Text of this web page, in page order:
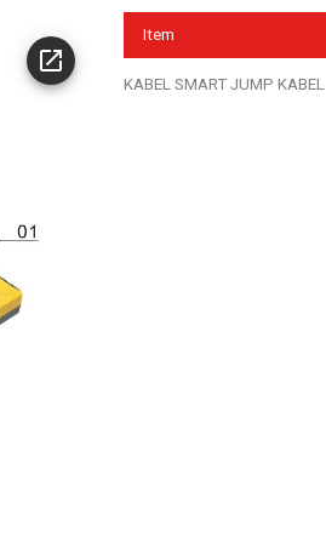
Item
KABEL SMART JUMP KABEL